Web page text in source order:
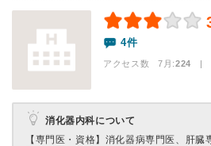
4件
アクセス数 7月:224 |
消化器内科について
【専門医・資格】 消化器病専門医、肝臓